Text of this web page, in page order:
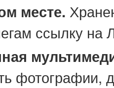
месте.
ссылку на
фотографии,